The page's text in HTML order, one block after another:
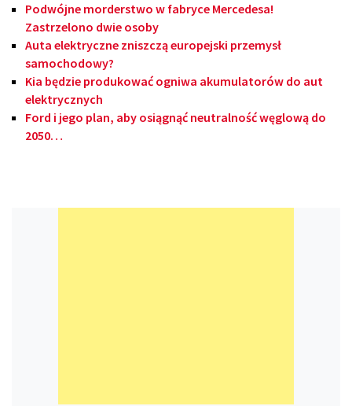
Podwójne morderstwo w fabryce Mercedesa!
Zastrzelono dwie osoby
Auta elektryczne zniszczą europejski przemysł
samochodowy?
Kia będzie produkować ogniwa akumulatorów do aut
elektrycznych
Ford i jego plan, aby osiągnąć neutralność węglową do
2050…